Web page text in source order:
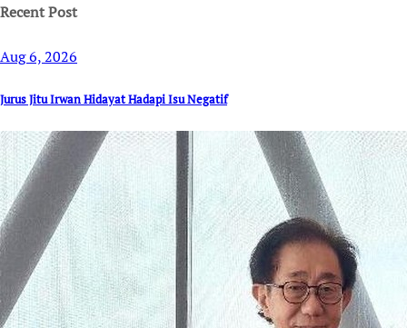
Recent Post
Aug 6, 2026
Jurus Jitu Irwan Hidayat Hadapi Isu Negatif